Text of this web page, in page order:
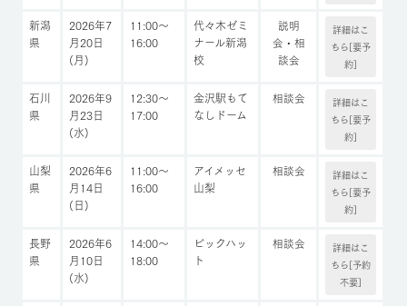
新潟
県
2026年7
月20日
(月)
11:00～
16:00
代々木ゼミ
ナール新潟
校
説明
会・相
談会
詳細はこ
ちら[要予
約]
石川
県
2026年9
月23日
(水)
12:30～
17:00
金沢駅もて
なしドーム
相談会
詳細はこ
ちら[要予
約]
山梨
県
2026年6
月14日
(日)
11:00～
16:00
アイメッセ
山梨
相談会
詳細はこ
ちら[要予
約]
長野
県
2026年6
月10日
(水)
14:00～
18:00
ビックハッ
ト
相談会
詳細はこ
ちら[予約
不要]